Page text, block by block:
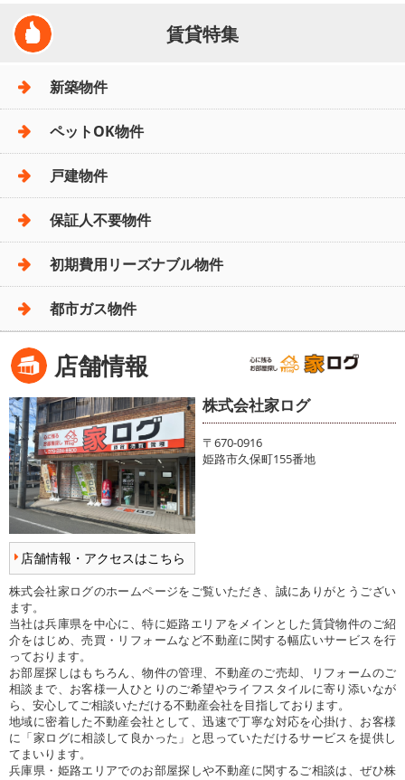
賃貸特集
新築物件
ペットOK物件
戸建物件
保証人不要物件
初期費用リーズナブル物件
都市ガス物件
店舗情報
店舗情報・アクセスはこちら
株式会社家ログ
〒670-0916
姫路市久保町155番地
株式会社家ログのホームページをご覧いただき、誠にありがとうござい
ます。
当社は兵庫県を中心に、特に姫路エリアをメインとした賃貸物件のご紹
介をはじめ、売買・リフォームなど不動産に関する幅広いサービスを行
っております。
お部屋探しはもちろん、物件の管理、不動産のご売却、リフォームのご
相談まで、お客様一人ひとりのご希望やライフスタイルに寄り添いなが
ら、安心してご相談いただける不動産会社を目指しております。
地域に密着した不動産会社として、迅速で丁寧な対応を心掛け、お客様
に「家ログに相談して良かった」と思っていただけるサービスを提供し
てまいります。
兵庫県・姫路エリアでのお部屋探しや不動産に関するご相談は、ぜひ株